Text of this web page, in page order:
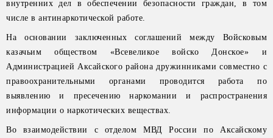
внутренних дел в обеспечении безопасности граждан, в том
числе в антинаркотической работе.
На основании заключенных соглашений между Войсковым
казачьим обществом «Всевеликое войско Донское» и
Администрацией Аксайского района дружинниками совместно с
правоохранительными органами проводится работа по
выявлению и пресечению наркомании и распространения
информации о наркотических веществах.
Во взаимодействии с отделом МВД России по Аксайскому